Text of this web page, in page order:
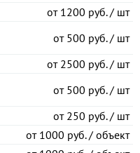
от1200 руб. / шт
от500 руб. / шт
от2500 руб. / шт
от500 руб. / шт
от250 руб. / шт
от1000 руб. / объект